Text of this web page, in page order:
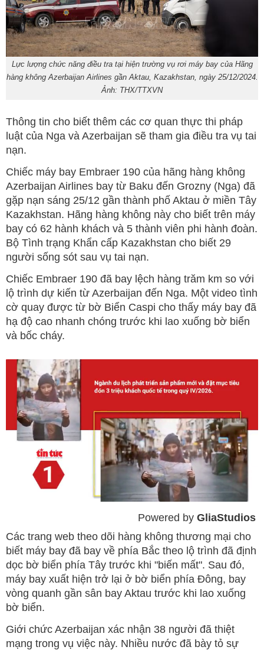
Lực lượng chức năng điều tra tại hiện trường vụ rơi máy bay của Hãng
hàng không Azerbaijan Airlines gần Aktau, Kazakhstan, ngày 25/12/2024.
Ảnh: THX/TTXVN
Thông tin cho biết thêm các cơ quan thực thi pháp
luật của Nga và Azerbaijan sẽ tham gia điều tra vụ tai
nạn.
Chiếc máy bay Embraer 190 của hãng hàng không
Azerbaijan Airlines bay từ Baku đến Grozny (Nga) đã
gặp nạn sáng 25/12 gần thành phố Aktau ở miền Tây
Kazakhstan. Hãng hàng không này cho biết trên máy
bay có 62 hành khách và 5 thành viên phi hành đoàn.
Bộ Tình trạng Khẩn cấp Kazakhstan cho biết 29
người sống sót sau vụ tai nạn.
Chiếc Embraer 190 đã bay lệch hàng trăm km so với
lộ trình dự kiến từ Azerbaijan đến Nga. Một video tình
cờ quay được từ bờ Biển Caspi cho thấy máy bay đã
hạ độ cao nhanh chóng trước khi lao xuống bờ biển
và bốc cháy.
Powered by GliaStudios
Các trang web theo dõi hàng không thương mại cho
biết máy bay đã bay về phía Bắc theo lộ trình đã định
dọc bờ biển phía Tây trước khi "biến mất". Sau đó,
máy bay xuất hiện trở lại ở bờ biển phía Đông, bay
vòng quanh gần sân bay Aktau trước khi lao xuống
bờ biển.
Giới chức Azerbaijan xác nhận 38 người đã thiệt
mạng trong vụ việc này. Nhiều nước đã bày tỏ sự